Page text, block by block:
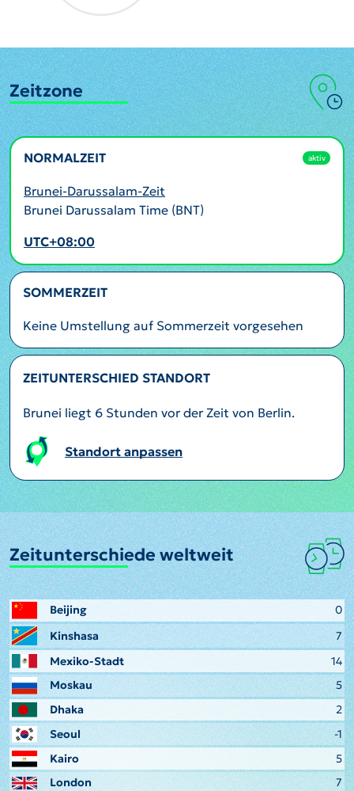
Zeitzone
NORMALZEIT aktiv
Brunei-Darussalam-Zeit
Brunei Darussalam Time (BNT)
UTC+08:00
SOMMERZEIT
Keine Umstellung auf Sommerzeit vorgesehen
ZEITUNTERSCHIED STANDORT
Brunei liegt 6 Stunden vor der Zeit von Berlin.
Standort anpassen
Zeitunterschiede weltweit
Beijing
0
Kinshasa
7
Mexiko-Stadt
14
Moskau
5
Dhaka
2
Seoul
-1
Kairo
5
London
7